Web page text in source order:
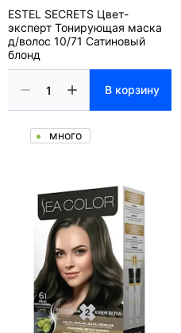
ESTEL SECRETS Цвет-
эксперт Тонирующая маска
д/волос 10/71 Сатиновый
блонд
В корзину
много